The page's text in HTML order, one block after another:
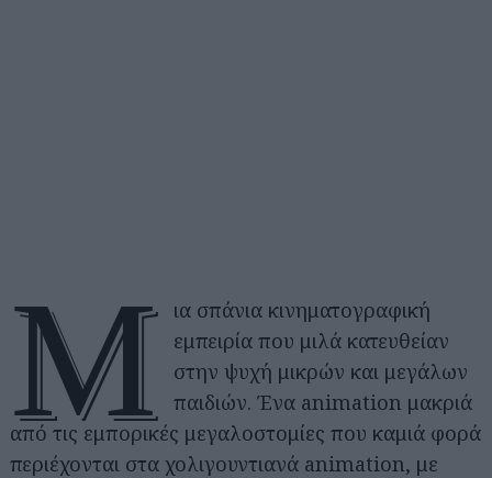
Μ
ια σπάνια κινηματογραφική
εμπειρία που μιλά κατευθείαν
στην ψυχή μικρών και μεγάλων
παιδιών. Ένα animation μακριά
από τις εμπορικές μεγαλοστομίες που καμιά φορά
περιέχονται στα χολιγουντιανά animation, με